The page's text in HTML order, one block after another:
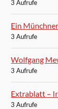
3 Aufrufe
Ein
3 Aufrufe
Wolfgang
3 Aufrufe
Extrablatt –
3 Aufrufe